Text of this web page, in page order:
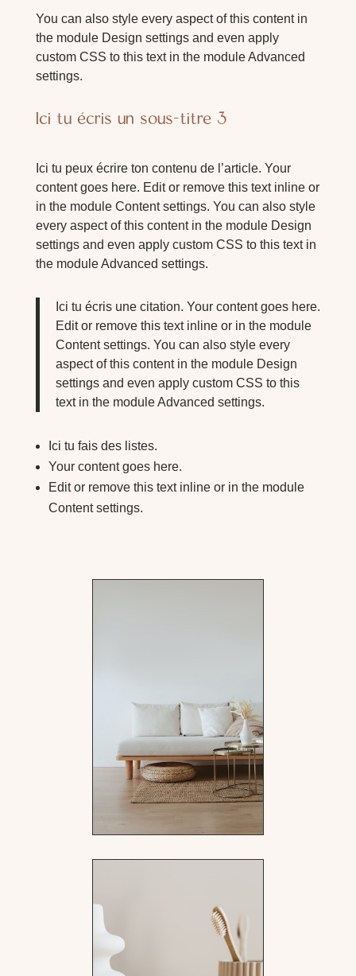
You can also style every aspect of this content in
the module Design settings and even apply
custom CSS to this text in the module Advanced
settings.
Ici tu écris un sous-titre 3
Ici tu peux écrire ton contenu de l’article. Your
content goes here. Edit or remove this text inline or
in the module Content settings. You can also style
every aspect of this content in the module Design
settings and even apply custom CSS to this text in
the module Advanced settings.
Ici tu écris une citation. Your content goes here.
Edit or remove this text inline or in the module
Content settings. You can also style every
aspect of this content in the module Design
settings and even apply custom CSS to this
text in the module Advanced settings.
Ici tu fais des listes.
Your content goes here.
Edit or remove this text inline or in the module
Content settings.